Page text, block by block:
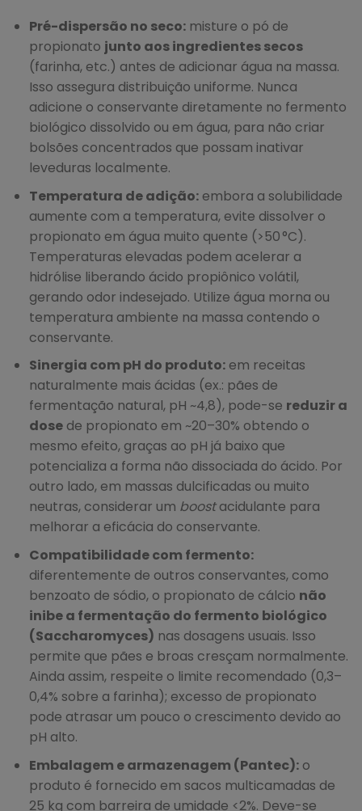
Pré-dispersão no seco:misture o pó de
propionato junto aos ingredientes secos
(farinha, etc.) antes de adicionar água na massa.
Isso assegura distribuição uniforme. Nunca
adicione o conservante diretamente no fermento
biológico dissolvido ou em água, para não criar
bolsões concentrados que possam inativar
leveduras localmente.
Temperatura de adição:embora a solubilidade
aumente com a temperatura, evite dissolver o
propionato em água muito quente (>50 °C).
Temperaturas elevadas podem acelerar a
hidrólise liberando ácido propiônico volátil,
gerando odor indesejado. Utilize água morna ou
temperatura ambiente na massa contendo o
conservante.
Sinergia com pH do produto:em receitas
naturalmente mais ácidas (ex.: pães de
fermentação natural, pH ~4,8), pode-se reduzir a
dosede propionato em ~20–30% obtendo o
mesmo efeito, graças ao pH já baixo que
potencializa a forma não dissociada do ácido. Por
outro lado, em massas dulcificadas ou muito
neutras, considerar um boostacidulante para
melhorar a eficácia do conservante.
Compatibilidade com fermento:
diferentemente de outros conservantes, como
benzoato de sódio, o propionato de cálcio não
inibe a fermentação do fermento biológico
(Saccharomyces) nas dosagens usuais. Isso
permite que pães e broas cresçam normalmente.
Ainda assim, respeite o limite recomendado (0,3–
0,4% sobre a farinha); excesso de propionato
pode atrasar um pouco o crescimento devido ao
pH alto.
Embalagem e armazenagem (Pantec):o
produto é fornecido em sacos multicamadas de
25 kg com barreira de umidade <2%. Deve-se